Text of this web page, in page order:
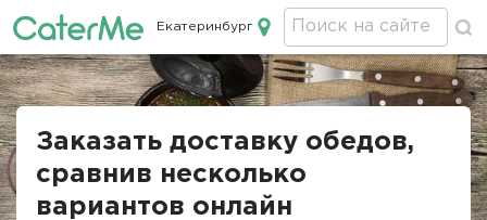
Кейтеринг в Екатеринбурге
Екатеринбург
Строка
Заказать доставку обедов,
сравнив несколько
вариантов онлайн